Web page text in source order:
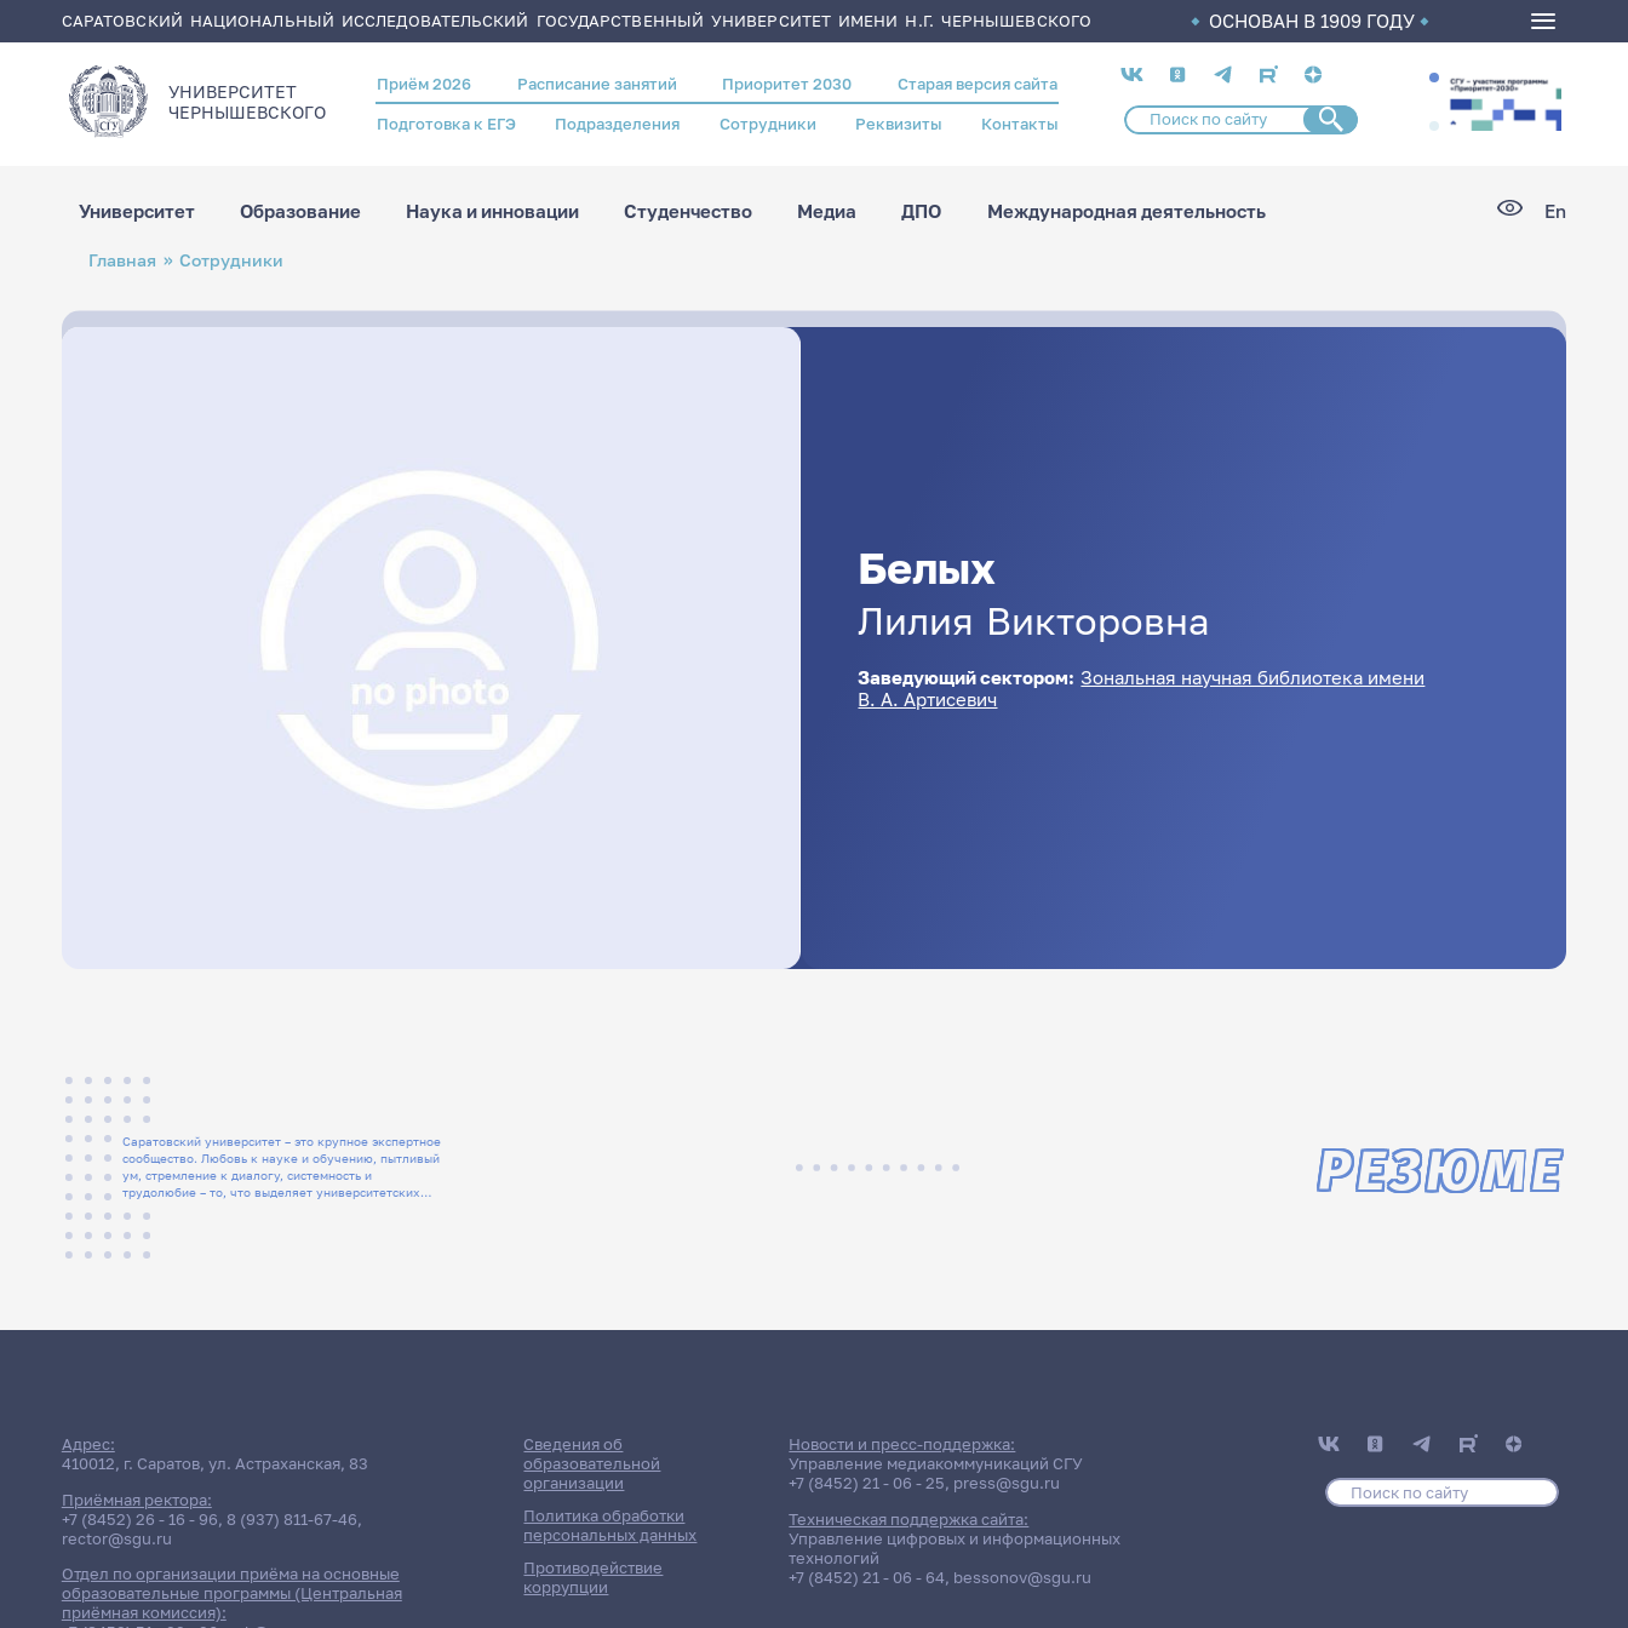
САРАТОВСКИЙ НАЦИОНАЛЬНЫЙ ИССЛЕДОВАТЕЛЬСКИЙ ГОСУДАРСТВЕННЫЙ УНИВЕРСИТЕТ ИМЕНИ Н.Г. ЧЕРНЫШЕВСКОГО ОСНОВАН В 1909 ГОДУ
УНИВЕРСИТЕТ
ЧЕРНЫШЕВСКОГO
Header
menu
Приём 2026 Расписание занятий Приоритет 2030 Старая версия сайта
Подготовка к ЕГЭ Подразделения Сотрудники Реквизиты Контакты
Социальные
сети
Университет Образование Наука и инновации Студенчество Медиа ДПО Международная деятельность En
Строка
навигации
Главная Сотрудники
Белых
Лилия Викторовна
Заведующий сектором: Зональная научная библиотека имени
В. А. Артисевич
Саратовский университет – это крупное экспертное
сообщество. Любовь к науке и обучению, пытливый
ум, стремление к диалогу, системность и
трудолюбие – то, что выделяет университетских
РЕЗЮМЕ
Адрес:
410012, г. Саратов, ул. Астраханская, 83
Приёмная ректора:
+7 (8452) 26 - 16 - 96, 8 (937) 811-67-46,
rector@sgu.ru
Отдел по организации приёма на основные
образовательные программы (Центральная
приёмная комиссия):
Сведения об
образовательной
организации
Политика обработки
персональных данных
Противодействие
коррупции
Новости и пресс-поддержка:
Управление медиакоммуникаций СГУ
+7 (8452) 21 - 06 - 25, press@sgu.ru
Техническая поддержка сайта:
Управление цифровых и информационных
технологий
+7 (8452) 21 - 06 - 64, bessonov@sgu.ru